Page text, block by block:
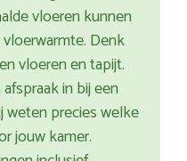
vloeren kunnen
Denk
vloeren en tapijt.
in bij een
weten precies welke
jouw kamer.